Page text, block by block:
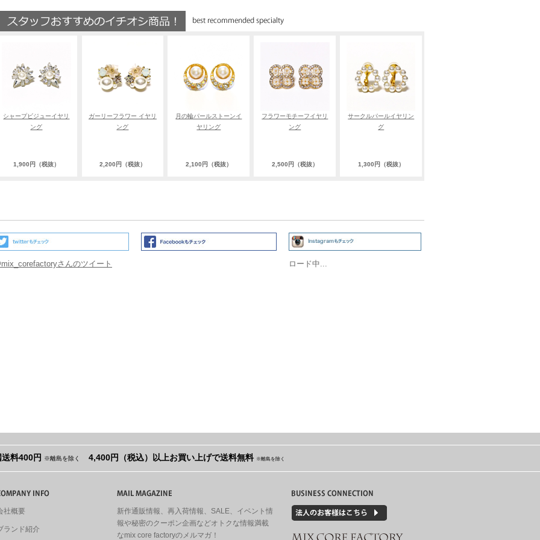
シャープビジューイヤリ
ング
1,900円（税抜）
ガーリーフラワー イヤリ
ング
2,200円（税抜）
月の輪パールストーンイ
ヤリング
2,100円（税抜）
フラワーモチーフイヤリ
ング
2,500円（税抜）
サークルパールイヤリン
グ
1,300円（税抜）
さんのツイート ロード中...
料400円 ※離島を除く 4,400円（税込）以上お買い上げで送料無料 ※離島を除く
社概要
ランド紹介
新作通販情報、再入荷情報、SALE、イベント情
報や秘密のクーポン企画などオトクな情報満載
なmix core factoryのメルマガ！